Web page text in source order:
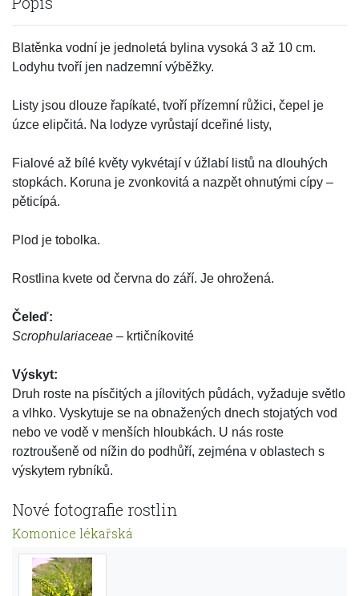
Blatěnka vodní je jednoletá bylina vysoká 3 až 10 cm.
Lodyhu tvoří jen nadzemní výběžky.
Listy jsou dlouze řapíkaté, tvoří přízemní růžici, čepel je
úzce elipčitá. Na lodyze vyrůstají dceřiné listy,
Fialové až bílé květy vykvétají v úžlabí listů na dlouhých
stopkách. Koruna je zvonkovitá a nazpět ohnutými cípy –
pěticípá.
Plod je tobolka.
Rostlina kvete od června do září. Je ohrožená.
Čeleď:
Scrophulariaceae – krtičníkovité
Výskyt:
Druh roste na písčitých a jílovitých půdách, vyžaduje světlo
a vlhko. Vyskytuje se na obnažených dnech stojatých vod
nebo ve vodě v menších hloubkách. U nás roste
roztroušeně od nížin do podhůří, zejména v oblastech s
výskytem rybníků.
Nové fotografie rostlin
Komonice lékařská